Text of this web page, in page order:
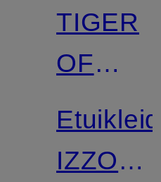
TIGER
OF
SWEDEN
Etuikleid
IZZO